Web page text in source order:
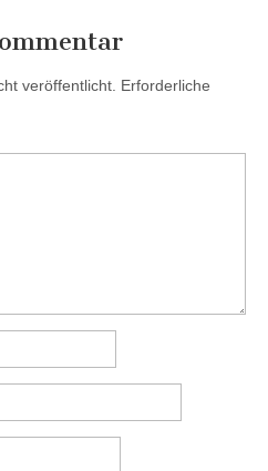
veröffentlicht. Erforderliche